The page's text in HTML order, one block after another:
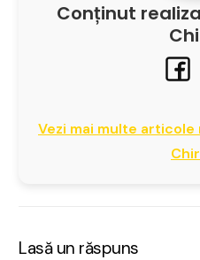
Conținut
Vezi mai multe
Lasă un răspuns